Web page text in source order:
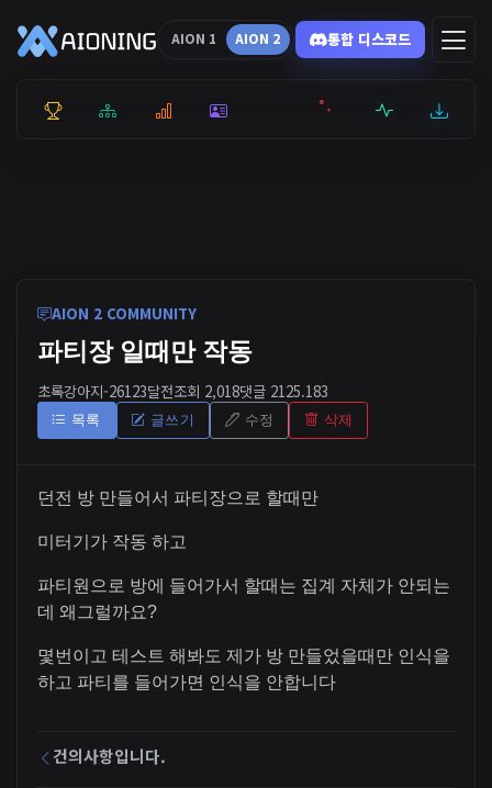
AION 1 AION 2 통합 디스코드
통합 순위리더보드통계 캐릭터 서버현황최근기록잉미
AION 2 COMMUNITY
파티장 일때만 작동
초록강아지-26123달전조회 2,018댓글 2125.183
목록 글쓰기 수정 삭제
던전 방 만들어서 파티장으로 할때만
미터기가 작동 하고
파티원으로 방에 들어가서 할때는 집계 자체가 안되는
데 왜그럴까요?
몇번이고 테스트 해봐도 제가 방 만들었을때만 인식을
하고 파티를 들어가면 인식을 안합니다
건의사항입니다.